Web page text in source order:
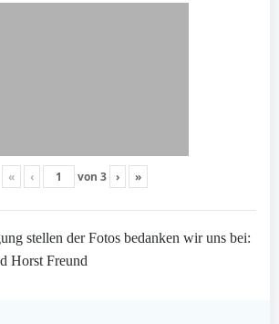
« ‹ von 3 › »
stellen der Fotos bedanken wir uns bei:
Horst Freund